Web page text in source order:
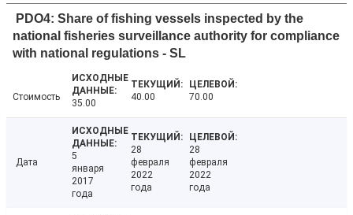
PDO4: Share of fishing vessels inspected by the
national fisheries surveillance authority for compliance
with national regulations - SL
Стоимость
35.00
40.00 70.00
Дата
5
января
2017
года
28
февраля
2022
года
28
февраля
2022
года